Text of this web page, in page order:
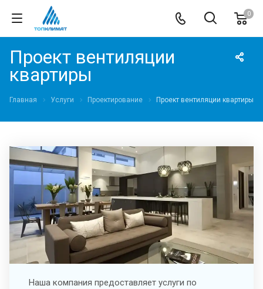
0
Проект вентиляции
квартиры
Главная Услуги Проектирование Проект вентиляции квартиры
Наша компания предоставляет услуги по